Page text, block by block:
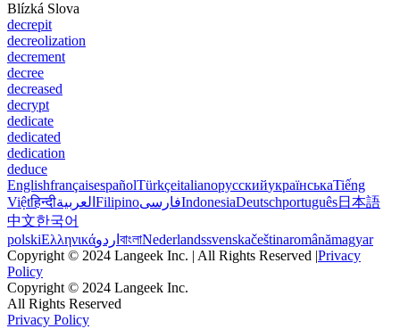
Blízká Slova
decrepit
decreolization
decrement
decree
decreased
decrypt
dedicate
dedicated
dedication
deduce
EnglishfrançaisespañolTürkçeitalianoрусскийукраїнськаTiếng
Việtहिन्दीالعربية FilipinoفارسیIndonesiaDeutschportuguês日本語
中文한국어
polskiΕλληνικάاردو বাংলাNederlandssvenskačeštinaromânămagyar
Copyright © 2024 Langeek Inc. | All Rights Reserved |Privacy
Policy
Copyright © 2024 Langeek Inc.
All Rights Reserved
Privacy Policy